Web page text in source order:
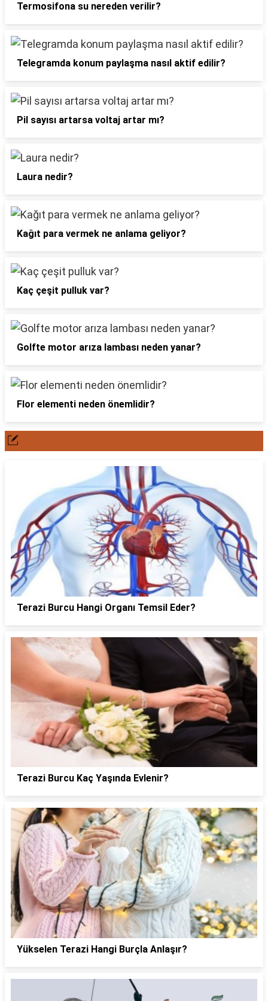
Termosifona su nereden verilir?
Telegramda konum paylaşma nasıl aktif edilir?
Pil sayısı artarsa voltaj artar mı?
Laura nedir?
Kağıt para vermek ne anlama geliyor?
Kaç çeşit pulluk var?
Golfte motor arıza lambası neden yanar?
Flor elementi neden önemlidir?
Terazi Burcu Hangi Organı Temsil Eder?
Terazi Burcu Kaç Yaşında Evlenir?
Yükselen Terazi Hangi Burçla Anlaşır?